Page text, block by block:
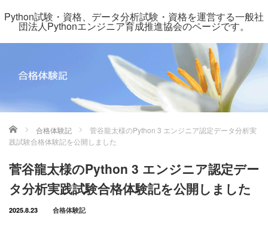
Python試験・資格、データ分析試験・資格を運営する一般社
団法人Pythonエンジニア育成推進協会のページです。
ホーム 合格体験記
菅谷龍太様のPython 3 エンジニア認定データ分析実
践試験合格体験記を公開しました
菅谷龍太様のPython 3 エンジニア認定デー
タ分析実践試験合格体験記を公開しました
2025.8.23 合格体験記